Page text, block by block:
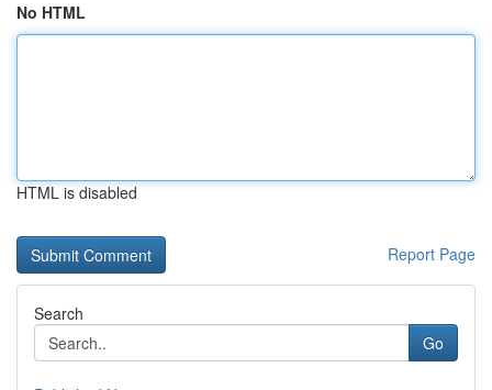
No HTML
HTML is disabled
Report Page
Search
Go